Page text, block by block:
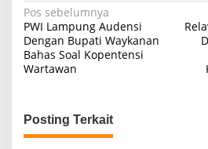
N
a
v
a
Pos sebelumnya
PWI Lampung Audensi
Dengan Bupati Waykanan
Bahas Soal Kopentensi
Wartawan
Posting Terkait